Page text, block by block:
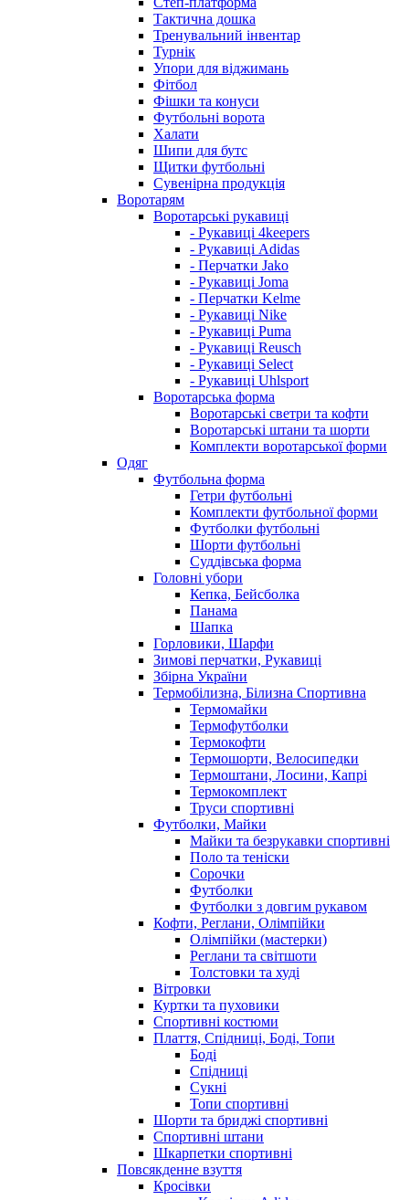
Тактична дошка
Тренувальний інвентар
Турнік
Упори для віджимань
Фітбол
Фішки та конуси
Футбольні ворота
Халати
Шипи для бутс
Щитки футбольні
Сувенірна продукція
Воротарям
Воротарські рукавиці
- Рукавиці 4keepers
- Рукавиці Adidas
- Перчатки Jako
- Рукавиці Joma
- Перчатки Kelme
- Рукавиці Nike
- Рукавиці Puma
- Рукавиці Reusch
- Рукавиці Select
- Рукавиці Uhlsport
Воротарська форма
Воротарські светри та кофти
Воротарські штани та шорти
Комплекти воротарської форми
Одяг
Футбольна форма
Гетри футбольні
Комплекти футбольної форми
Футболки футбольні
Шорти футбольні
Суддівська форма
Головні убори
Кепка, Бейсболка
Панама
Шапка
Горловики, Шарфи
Зимові перчатки, Рукавиці
Збірна України
Термобілизна, Білизна Спортивна
Термомайки
Термофутболки
Термокофти
Термошорти, Велосипедки
Термоштани, Лосини, Капрі
Термокомплект
Труси спортивні
Футболки, Майки
Майки та безрукавки спортивні
Поло та теніски
Сорочки
Футболки
Футболки з довгим рукавом
Кофти, Реглани, Олімпійки
Олімпійки (мастерки)
Реглани та світшоти
Толстовки та худі
Вітровки
Куртки та пуховики
Спортивні костюми
Плаття, Спідниці, Боді, Топи
Боді
Спідниці
Сукні
Топи спортивні
Шорти та бриджі спортивні
Спортивні штани
Шкарпетки спортивні
Повсякденне взуття
Кросівки